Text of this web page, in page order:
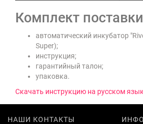
Комплект
автоматический инкубатор
Super);
инструкция;
гарантийный талон;
упаковка.
Скачать инструкцию на русском
НАШИ КОНТАКТЫ